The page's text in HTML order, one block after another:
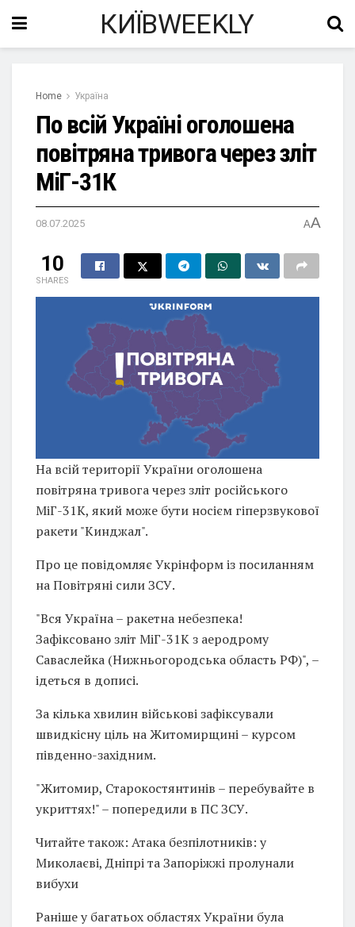
КИЇВWEEKLY
Home Україна
По всій Україні оголошена
повітряна тривога через зліт
МіГ-31К
08.07.2025 AA
10
SHARES
На всій території України оголошена
повітряна тривога через зліт російського
МіГ-31К, який може бути носієм гіперзвукової
ракети "Кинджал".
Про це повідомляє Укрінформ із посиланням
на Повітряні сили ЗСУ.
"Вся Україна – ракетна небезпека!
Зафіксовано зліт МіГ-31К з аеродрому
Саваслейка (Нижньогородська область РФ)", –
ідеться в дописі.
За кілька хвилин військові зафіксували
швидкісну ціль на Житомирщині – курсом
південно-західним.
"Житомир, Старокостянтинів – перебувайте в
укриттях!" – попередили в ПС ЗСУ.
Читайте також: Атака безпілотників: у
Миколаєві, Дніпрі та Запоріжжі пролунали
вибухи
Раніше у багатьох областях України була